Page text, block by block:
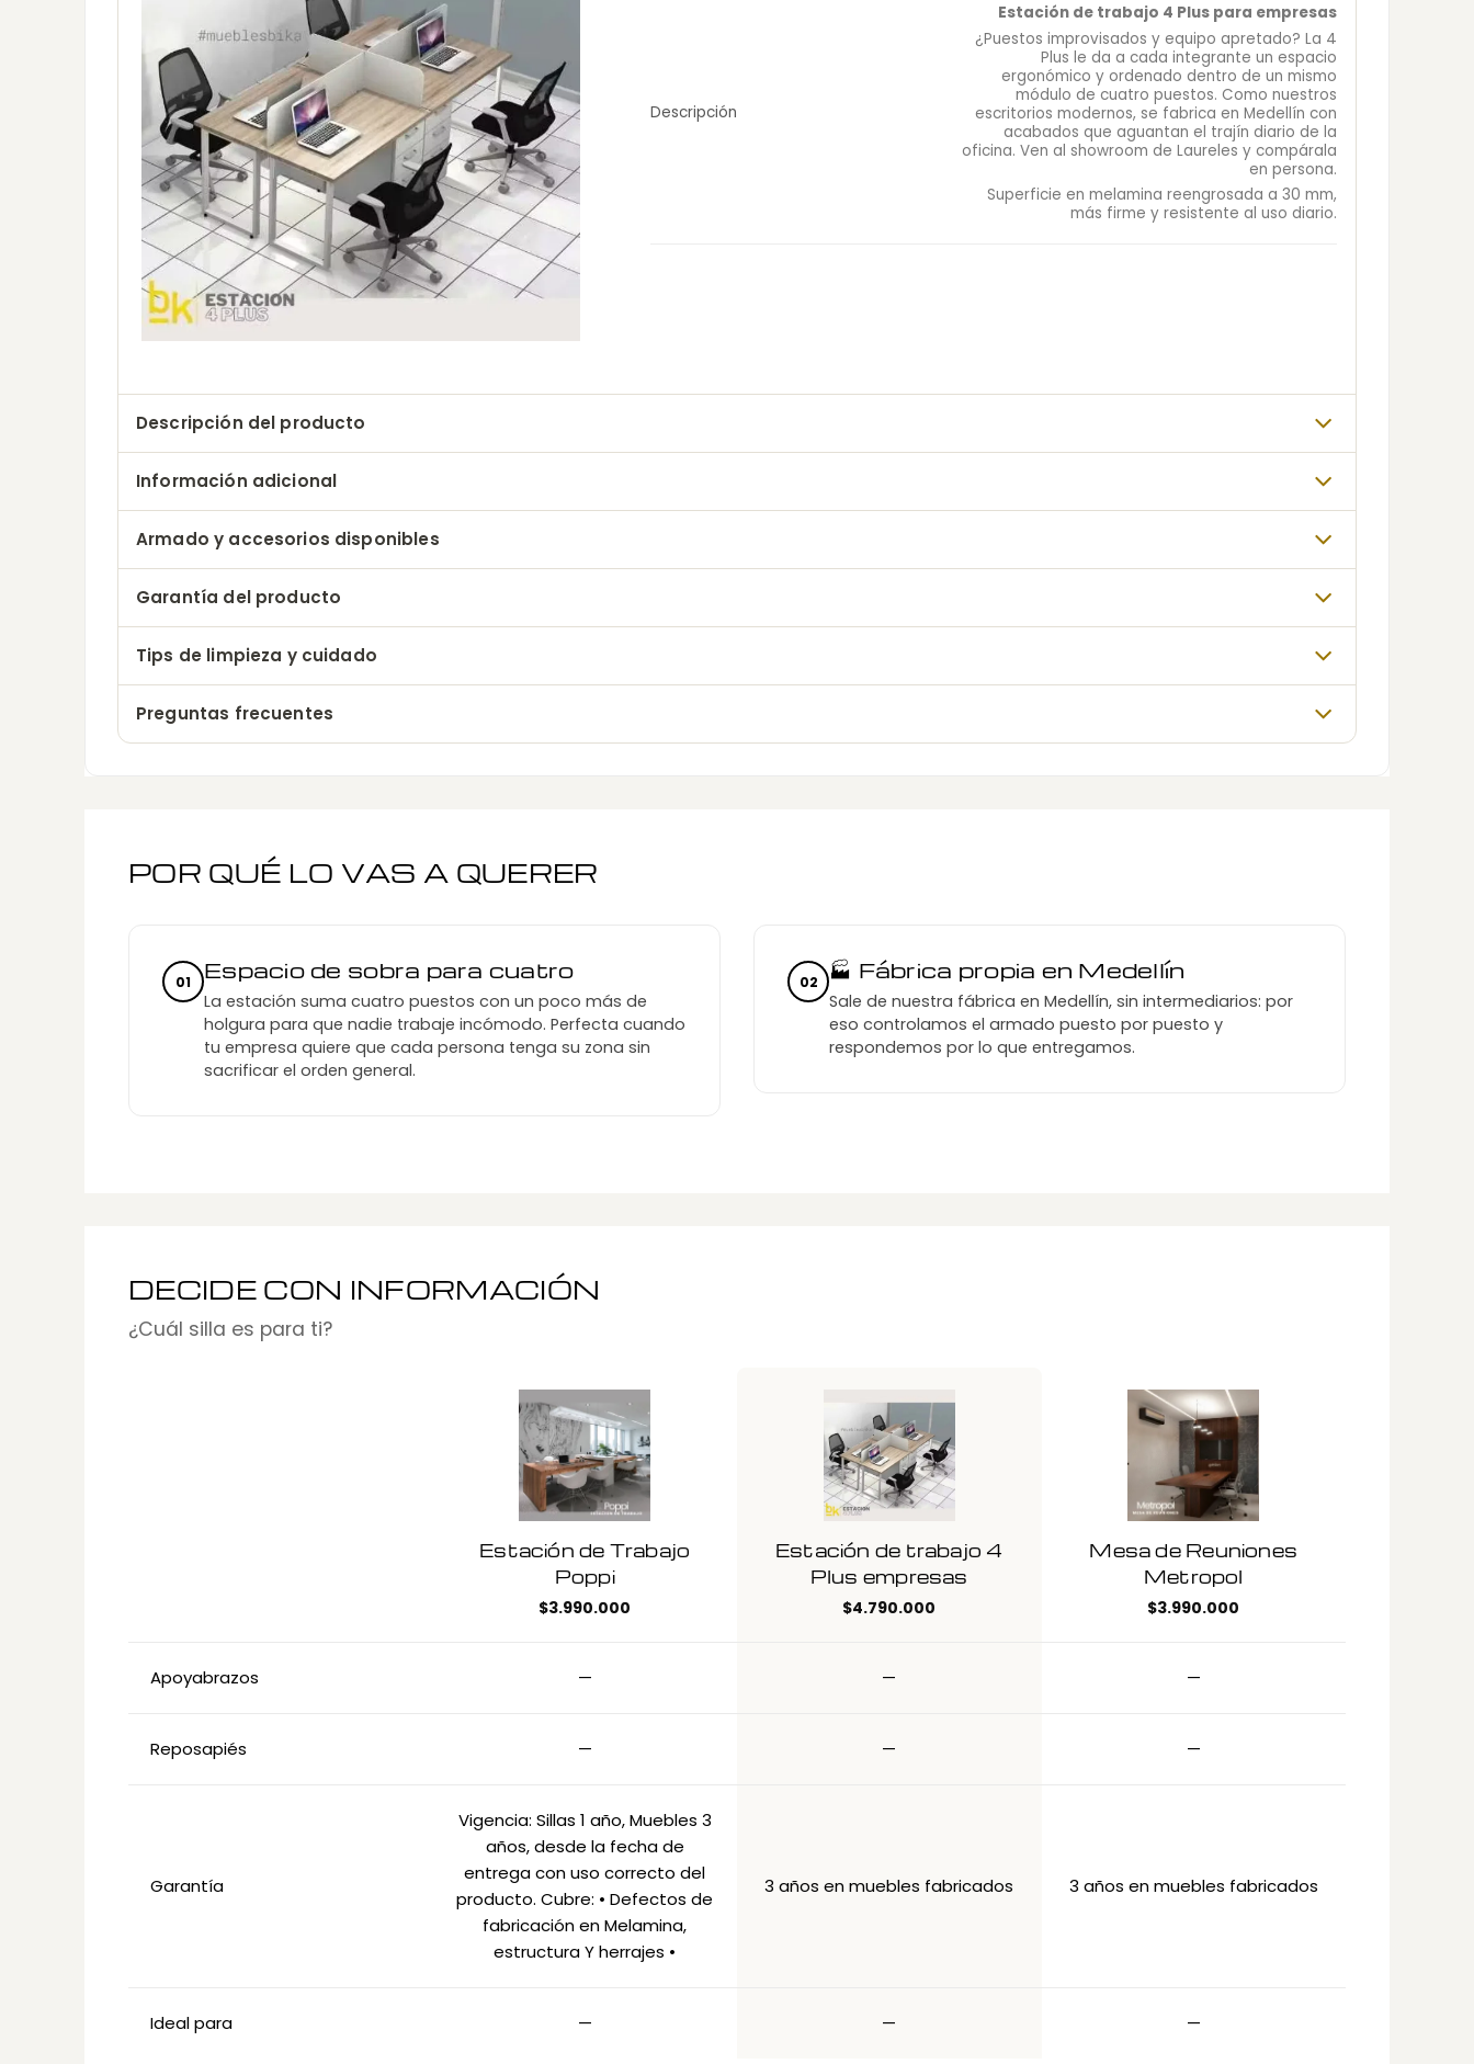
Descripción
Estación de trabajo 4 Plus para empresas
¿Puestos improvisados y equipo apretado? La 4
Plus le da a cada integrante un espacio
ergonómico y ordenado dentro de un mismo
módulo de cuatro puestos. Como nuestros
escritorios modernos, se fabrica en Medellín con
acabados que aguantan el trajín diario de la
oficina. Ven al showroom de Laureles y compárala
en persona.
Superficie en melamina reengrosada a 30 mm,
más firme y resistente al uso diario.
Descripción del producto
Información adicional
Armado y accesorios disponibles
Garantía del producto
Tips de limpieza y cuidado
Preguntas frecuentes
POR QUÉ LO VAS A QUERER
01 Espacio de sobra para cuatro
La estación suma cuatro puestos con un poco más de
holgura para que nadie trabaje incómodo. Perfecta cuando
tu empresa quiere que cada persona tenga su zona sin
sacrificar el orden general.
02 🏭 Fábrica propia en Medellín
Sale de nuestra fábrica en Medellín, sin intermediarios: por
eso controlamos el armado puesto por puesto y
respondemos por lo que entregamos.
DECIDE CON INFORMACIÓN
¿Cuál silla es para ti?
Estación de Trabajo
Poppi
$3.990.000
Estación de trabajo 4
Plus empresas
$4.790.000
Mesa de Reuniones
Metropol
$3.990.000
Apoyabrazos — — —
Reposapiés — — —
Garantía
Vigencia: Sillas 1 año, Muebles 3
años, desde la fecha de
entrega con uso correcto del
producto. Cubre: • Defectos de
fabricación en Melamina,
estructura Y herrajes •
3 años en muebles fabricados 3 años en muebles fabricados
Ideal para — — —